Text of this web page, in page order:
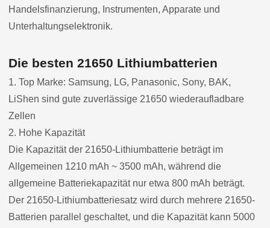
Handelsfinanzierung, Instrumenten, Apparate und
Unterhaltungselektronik.
Die besten 21650 Lithiumbatterien
1. Top Marke: Samsung, LG, Panasonic, Sony, BAK,
LiShen sind gute zuverlässige 21650 wiederaufladbare
Zellen
2. Hohe Kapazität
Die Kapazität der 21650-Lithiumbatterie beträgt im
Allgemeinen 1210 mAh ~ 3500 mAh, während die
allgemeine Batteriekapazität nur etwa 800 mAh beträgt.
Der 21650-Lithiumbatteriesatz wird durch mehrere 21650-
Batterien parallel geschaltet, und die Kapazität kann 5000